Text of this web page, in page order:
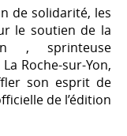
de solidarité, les
le soutien de la
, sprinteuse
Roche-sur-Yon,
son esprit de
de l’édition